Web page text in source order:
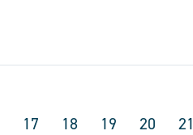
17 18 19 20 21